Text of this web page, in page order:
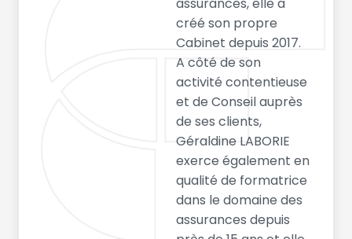
créé son propre
Cabinet depuis 2017.
A côté de son
activité contentieuse
et de Conseil auprès
de ses clients,
Géraldine LABORIE
exerce également en
qualité de formatrice
dans le domaine des
assurances depuis